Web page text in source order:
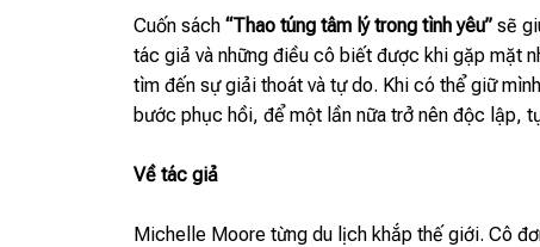
Cuốn sách “Thao túng tâm lý trong tình yêu” sẽ
tác giả và những điều cô biết được khi gặp mặt
tìm đến sự giải thoát và tự do. Khi có thể giữ
bước phục hồi, để một lần nữa trở nên độc lập,
Về tác giả
Michelle Moore từng du lịch khắp thế giới. Cô